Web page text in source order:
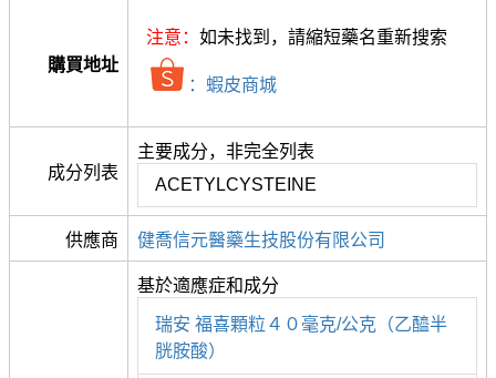
購買地址
注意： 如未找到，請縮短藥名重新搜索
：蝦皮商城
成分列表
主要成分，非完全列表
ACETYLCYSTEINE
供應商 健喬信元醫藥生技股份有限公司
基於適應症和成分
瑞安 福喜顆粒４０毫克/公克（乙醯半
胱胺酸）